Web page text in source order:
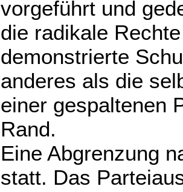
vorgeführt und
die radikale
demonstrierte
anderes als die
einer gespaltenen
Rand.
Eine Abgrenzung
statt. Das